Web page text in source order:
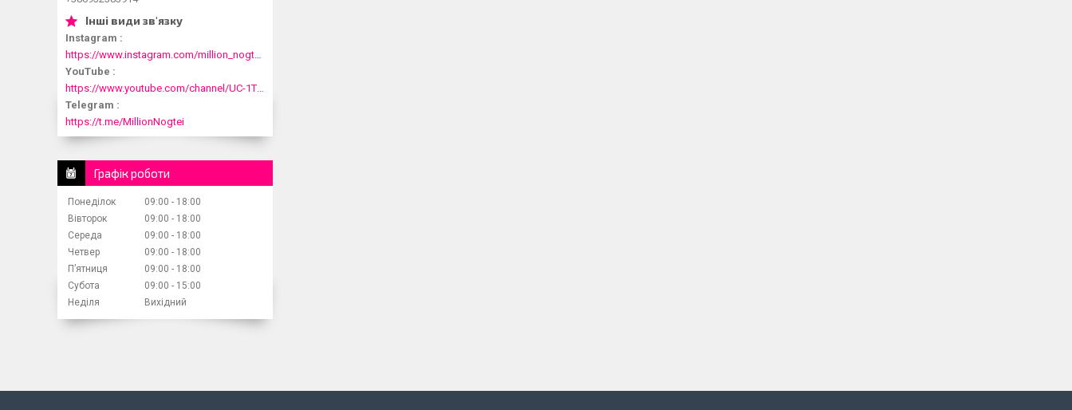
Instagram
YouTube
Telegram
https://t.me/MillionNogtei
Графік роботи
Понеділок 09:00
18:00
Вівторок
09:00
18:00
Середа
09:00
18:00
Четвер
09:00
18:00
Пʼятниця
09:00
18:00
Субота
09:00
15:00
Неділя
Вихідний